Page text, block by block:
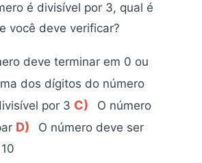
é divisível por 3, qual é
você deve verificar?
deve terminar em 0 ou
dos dígitos do número
por 3 C)
O número
D)
O número deve ser